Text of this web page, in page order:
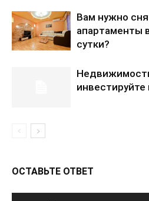
Вам нужно
апартаменты
сутки?
инвестируйте
ОСТАВЬТЕ ОТВЕТ